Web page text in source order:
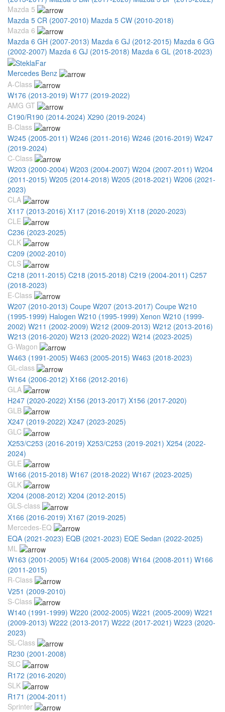
Mazda 5
Mazda 5 CR (2007-2010) Mazda 5 CW (2010-2018)
Mazda 6
Mazda 6 GH (2007-2013) Mazda 6 GJ (2012-2015) Mazda 6 GG
(2002-2007) Mazda 6 GJ (2015-2018) Mazda 6 GL (2018-2023)
Mercedes Benz
A-Class
W176 (2013-2019) W177 (2019-2022)
AMG GT
C190/R190 (2014-2024) X290 (2019-2024)
B-Class
W245 (2005-2011) W246 (2011-2016) W246 (2016-2019) W247
(2019-2024)
C-Class
W203 (2000-2004) W203 (2004-2007) W204 (2007-2011) W204
(2011-2015) W205 (2014-2018) W205 (2018-2021) W206 (2021-
2023)
CLA
X117 (2013-2016) X117 (2016-2019) X118 (2020-2023)
CLE
C236 (2023-2025)
CLK
С209 (2002-2010)
CLS
C218 (2011-2015) C218 (2015-2018) C219 (2004-2011) C257
(2018-2023)
E-Class
W207 (2010-2013) Coupe W207 (2013-2017) Coupe W210
(1995-1999) Halogen W210 (1995-1999) Xenon W210 (1999-
2002) W211 (2002-2009) W212 (2009-2013) W212 (2013-2016)
W213 (2016-2020) W213 (2020-2022) W214 (2023-2025)
G-Wagon
W463 (1991-2005) W463 (2005-2015) W463 (2018-2023)
GL-class
W164 (2006-2012) X166 (2012-2016)
GLA
H247 (2020-2022) X156 (2013-2017) X156 (2017-2020)
GLB
X247 (2019-2022) X247 (2023-2025)
GLC
X253/С253 (2016-2019) X253/С253 (2019-2021) X254 (2022-
2024)
GLE
W166 (2015-2018) W167 (2018-2022) W167 (2023-2025)
GLK
X204 (2008-2012) X204 (2012-2015)
GLS-class
X166 (2016-2019) X167 (2019-2025)
Mercedes-EQ
EQA (2021-2023) EQB (2021-2023) EQE Sedan (2022-2025)
ML
W163 (2001-2005) W164 (2005-2008) W164 (2008-2011) W166
(2011-2015)
R-Class
V251 (2009-2010)
S-Class
W140 (1991-1999) W220 (2002-2005) W221 (2005-2009) W221
(2009-2013) W222 (2013-2017) W222 (2017-2021) W223 (2020-
2023)
SL-Class
R230 (2001-2008)
SLC
R172 (2016-2020)
SLK
R171 (2004-2011)
Sprinter